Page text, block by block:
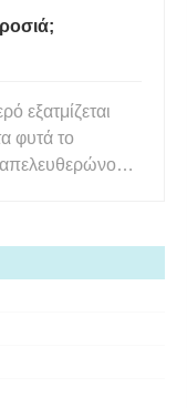
εξατμίζεται
φυτά το
απελευθερώνουν
νερού, τα